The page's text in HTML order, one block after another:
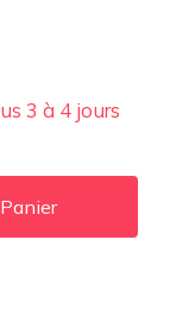
3 à 4 jours